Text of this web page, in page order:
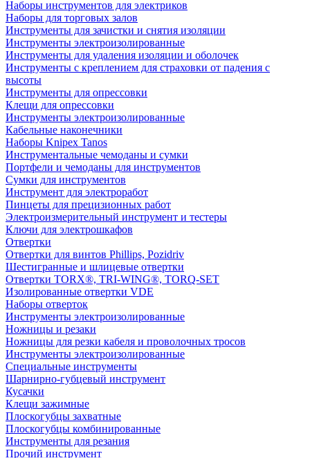
Наборы инструментов для электриков
Наборы для торговых залов
Инструменты для зачистки и снятия изоляции
Инструменты электроизолированные
Инструменты для удаления изоляции и оболочек
Инструменты с креплением для страховки от падения с
высоты
Инструменты для опрессовки
Клещи для опрессовки
Инструменты электроизолированные
Кабельные наконечники
Наборы Knipex Tanos
Инструментальные чемоданы и сумки
Портфели и чемоданы для инструментов
Сумки для инструментов
Инструмент для электроработ
Пинцеты для прецизионных работ
Электроизмерительный инструмент и тестеры
Ключи для электрошкафов
Отвертки
Отвертки для винтов Phillips, Pozidriv
Шестигранные и шлицевые отвертки
Отвертки TORX®, TRI-WING®, TORQ-SET
Изолированные отвертки VDE
Наборы отверток
Инструменты электроизолированные
Ножницы и резаки
Ножницы для резки кабеля и проволочных тросов
Инструменты электроизолированные
Специальные инструменты
Шарнирно-губцевый инструмент
Кусачки
Клещи зажимные
Плоскогубцы захватные
Плоскогубцы комбинированные
Инструменты для резания
Прочий инструмент